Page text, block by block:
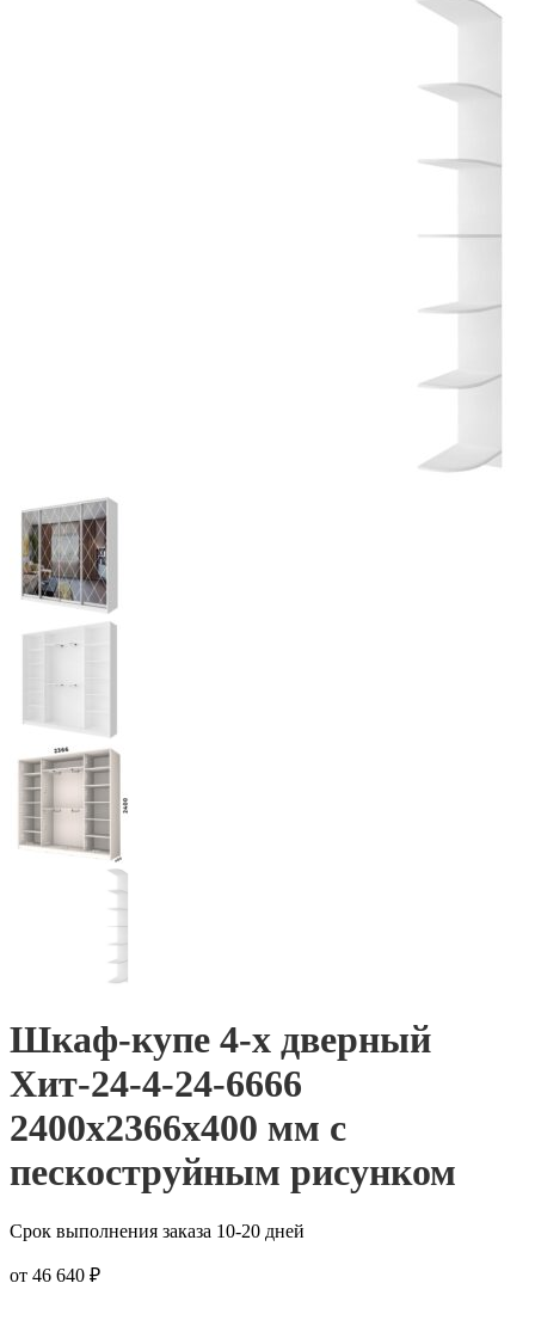
Шкаф-купе 4-х дверный
Хит-24-4-24-6666
2400x2366x400 мм с
пескоструйным рисунком
Срок выполнения заказа 10-20 дней
от 46 640 ₽